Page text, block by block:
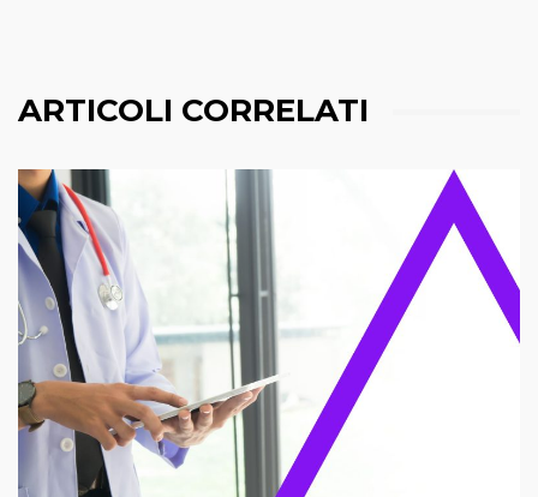
ARTICOLI CORRELATI